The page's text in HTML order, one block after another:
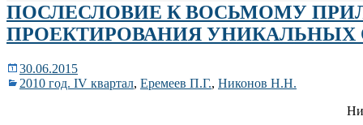
ПОСЛЕСЛОВИЕ К ВОСЬМОМУ
ПРОЕКТИРОВАНИЯ УНИКАЛЬНЫХ
30.06.2015
2010 год. IV квартал, Еремеев П.Г., Никонов Н.Н.